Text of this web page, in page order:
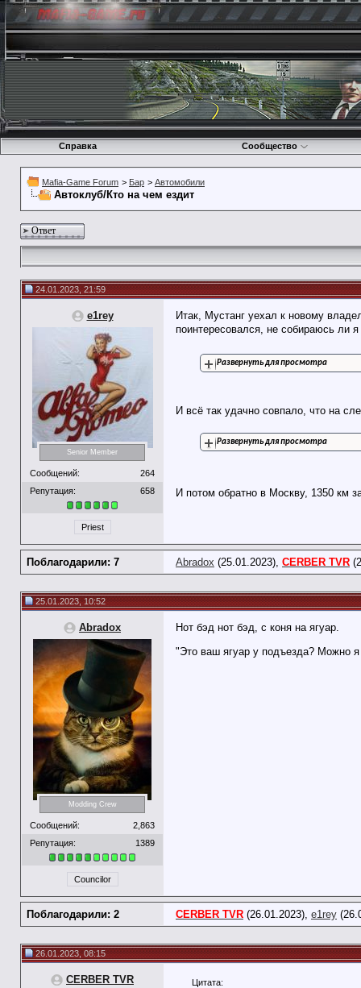
Справка Сообщество
Mafia-Game Forum > Бар > Автомобили
Автоклуб/Кто на чем ездит
Ответ
24.01.2023, 21:59
e1rey
Senior Member
Сообщений:
264
Репутация:
658
Priest
Итак, Мустанг уехал к новому
поинтересовался, не собираюсь ли
Развернуть для просмотра
И всё так удачно совпало, что на
Развернуть для просмотра
И потом обратно в Москву, 1350 км
Поблагодарили: 7 Abradox (25.01.2023), CERBER TVR
25.01.2023, 10:52
Abradox
Modding Crew
Сообщений:
2,863
Репутация:
1389
Councilor
Нот бэд нот бэд, с коня на ягуар.
"Это ваш ягуар у подъезда? Можно
Поблагодарили: 2 CERBER TVR (26.01.2023), e1rey
26.01.2023, 08:15
CERBER TVR Цитата: